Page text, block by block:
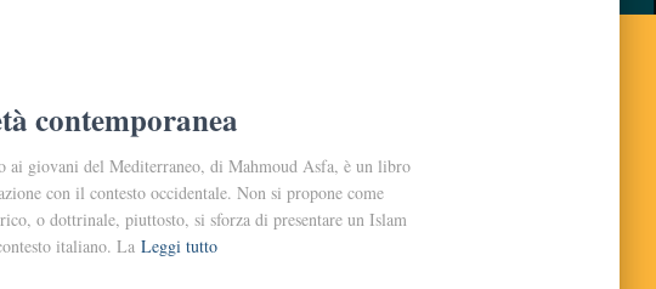
contemporanea
ai giovani del Mediterraneo, di Mahmoud Asfa, è un libro
con il contesto occidentale. Non si propone come
o dottrinale, piuttosto, si sforza di presentare un Islam
italiano. La Leggi tutto